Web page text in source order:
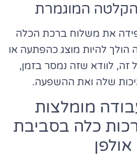
המוגמרת
את משלוח ברכת הכלה
הולך להיות מוצג כהפתעה או
זה, לוודא שזה נמסר בזמן,
שלה ואת ההשפעה.
מומלצות
כלה בסביבת
אולפן